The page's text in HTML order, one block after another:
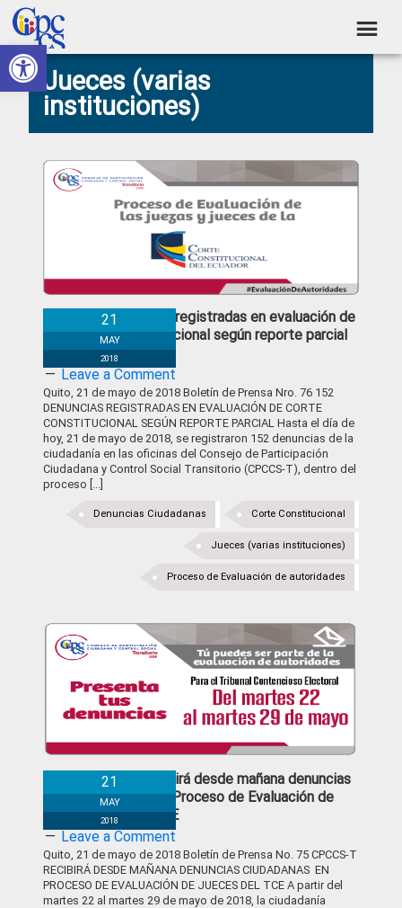
Abrir barra de herramientas
Skip
to
primary
navigation
Skip
to
main
content
Skip
to
primary
sidebar
Skip
to
footer
Consejo
de
Participación
Construyendo
Poder
Ciudadano
Jueces (varias
instituciones)
152 Denuncias registradas en evaluación de
Corte Constitucional según reporte parcial
21
MAY
2018
Leave a Comment
Quito, 21 de mayo de 2018 Boletín de Prensa Nro. 76 152
DENUNCIAS REGISTRADAS EN EVALUACIÓN DE CORTE
CONSTITUCIONAL SEGÚN REPORTE PARCIAL Hasta el día de
hoy, 21 de mayo de 2018, se registraron 152 denuncias de la
ciudadanía en las oficinas del Consejo de Participación
Ciudadana y Control Social Transitorio (CPCCS-T), dentro del
proceso [...]
Corte Constitucional
Denuncias Ciudadanas
Jueces (varias instituciones)
Proceso de Evaluación de autoridades
CPCCS-T recibirá desde mañana denuncias
ciudadanas en Proceso de Evaluación de
Jueces del TCE
21
MAY
2018
Leave a Comment
Quito, 21 de mayo de 2018 Boletín de Prensa No. 75 CPCCS-T
RECIBIRÁ DESDE MAÑANA DENUNCIAS CIUDADANAS EN
PROCESO DE EVALUACIÓN DE JUECES DEL TCE A partir del
martes 22 al martes 29 de mayo de 2018, la ciudadanía